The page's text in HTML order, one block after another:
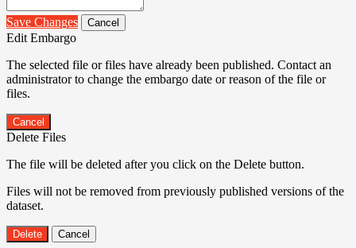
Save Changes Cancel
Edit Embargo
The selected file or files have already been published. Contact an
administrator to change the embargo date or reason of the file or
files.
Cancel
Delete Files
The file will be deleted after you click on the Delete button.
Files will not be removed from previously published versions of the
dataset.
Delete Cancel